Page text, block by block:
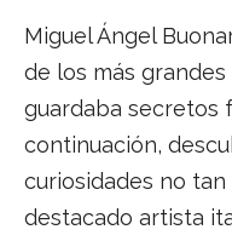
Miguel Ángel
de los más
guardaba secretos
continuación,
curiosidades no
destacado artista